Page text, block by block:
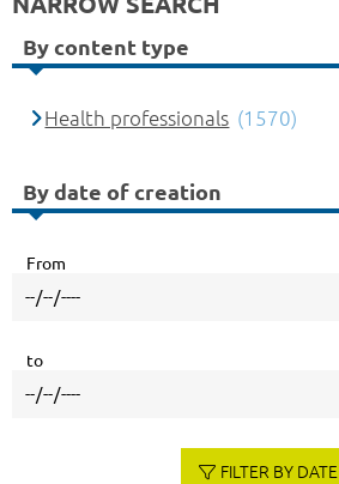
By content type
Health professionals (1570)
By date of creation
From
to
FILTER BY DATE